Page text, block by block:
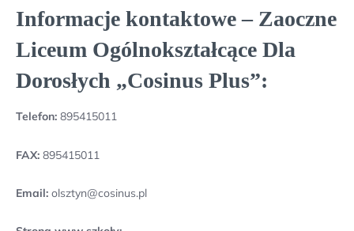
Informacje kontaktowe – Zaoczne
Liceum Ogólnokształcące Dla
Dorosłych „Cosinus Plus”:
Telefon: 895415011
FAX: 895415011
Email: olsztyn@cosinus.pl